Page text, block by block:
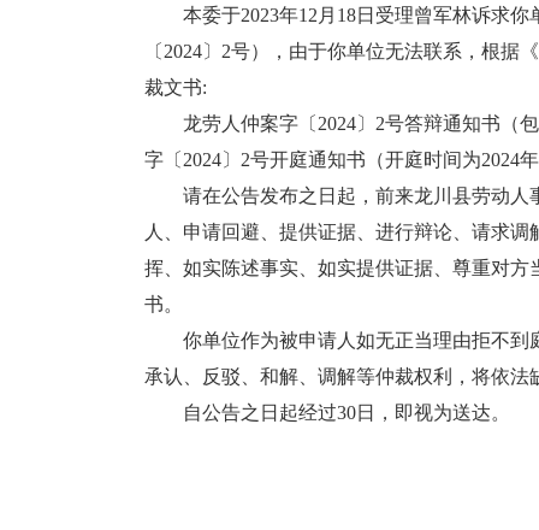
本委于2023年12月18日受理曾军林诉求你
〔2024〕2号），由于你单位无法联系，根
裁文书:
龙劳人仲案字〔2024〕2号答辩通知书（包
字〔2024〕2号开庭通知书（开庭时间为2024
请在公告发布之日起，前来龙川县劳动人
人、申请回避、提供证据、进行辩论、请求
挥、如实陈述事实、如实提供证据、尊重对
书。
你单位作为被申请人如无正当理由拒不到
承认、反驳、和解、调解等仲裁权利，将依法
自公告之日起经过30日，即视为送达。